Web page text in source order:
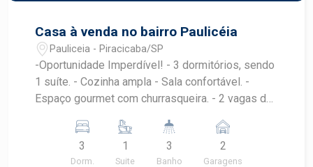
Casa à venda no bairro Paulicéia
Pauliceia - Piracicaba/SP
-Oportunidade Imperdível! - 3 dormitórios, sendo
1 suíte. - Cozinha ampla - Sala confortável. -
Espaço gourmet com churrasqueira. - 2 vagas de
ventilados.
3
Dorm.
1
Suite
3
Banho
2
Garagens